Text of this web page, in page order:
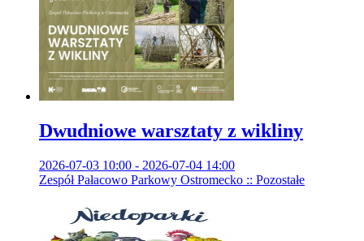
Dwudniowe warsztaty z wikliny
2026-07-03 10:00 - 2026-07-04 14:00
Zespół Pałacowo Parkowy Ostromecko :: Pozostałe